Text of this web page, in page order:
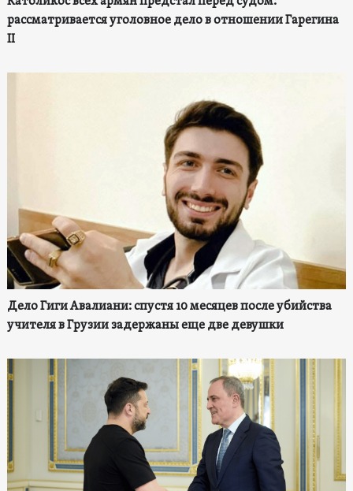
рассматривается уголовное дело в отношении Гарегина
II
Дело Гиги Авалиани: спустя 10 месяцев после убийства
учителя в Грузии задержаны еще две девушки